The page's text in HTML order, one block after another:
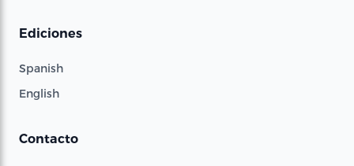
Ediciones
Spanish
English
Contacto